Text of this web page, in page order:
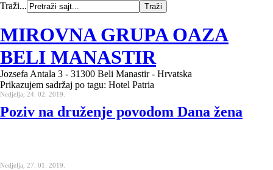
Traži...
MIROVNA GRUPA OAZA
BELI MANASTIR
Jozsefa Antala 3 - 31300 Beli Manastir - Hrvatska
Prikazujem sadržaj po tagu: Hotel Patria
Nedjelja, 24. 02. 2019.
Poziv na druženje povodom Dana žena
Nedjelja, 27. 01. 2019.